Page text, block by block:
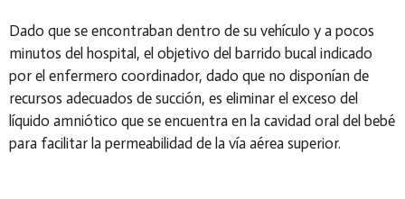
Dado que se encontraban dentro de su vehículo y a pocos
minutos del hospital, el objetivo del barrido bucal indicado
por el enfermero coordinador, dado que no disponían de
recursos adecuados de succión, es eliminar el exceso del
líquido amniótico que se encuentra en la cavidad oral del bebé
para facilitar la permeabilidad de la vía aérea superior.